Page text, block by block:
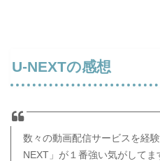
U-NEXTの感想
数々の動画配信サービスを経
NEXT」が１番強い気がしてま